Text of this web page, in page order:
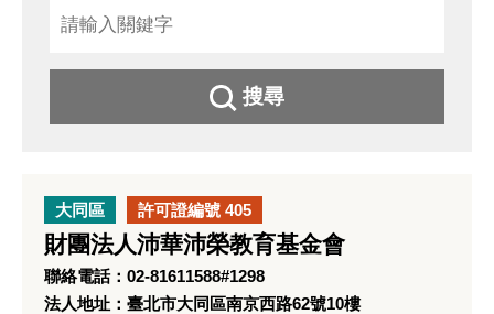
搜尋
大同區 許可證編號 405
財團法人沛華沛榮教育基金會
聯絡電話：02-81611588#1298
法人地址：臺北市大同區南京西路62號10樓